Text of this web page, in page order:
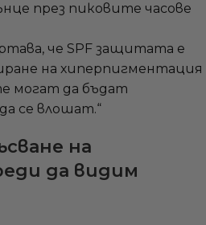
през пиковите часове
че SPF защитата е
на хиперпигментация
могат да бъдат
се влошат.“
на
да видим